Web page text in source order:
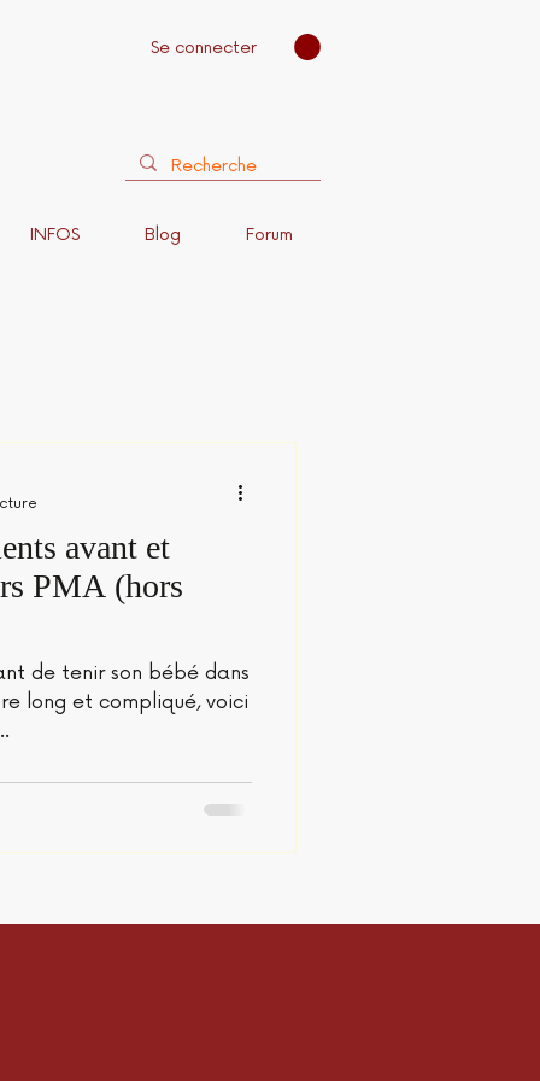
Se connecter
INFOS Blog Forum
avant et
PMA (hors
de tenir son bébé dans
long et compliqué, voici